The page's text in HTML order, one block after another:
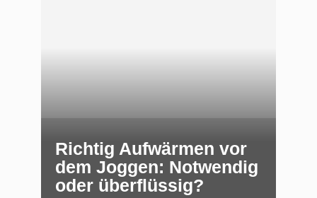
Richtig Aufwärmen vor
dem Joggen: Notwendig
oder überflüssig?